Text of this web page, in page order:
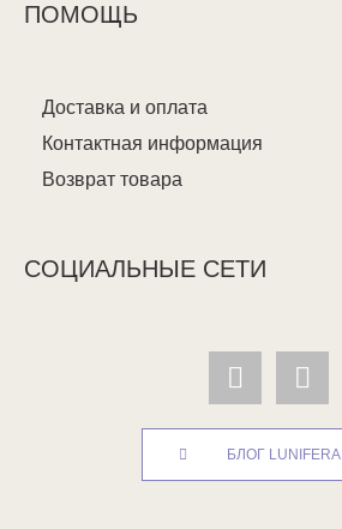
ПОМОЩЬ
Доставка и оплата
Контактная информация
Возврат товара
СОЦИАЛЬНЫЕ СЕТИ
БЛОГ LUNIFERA